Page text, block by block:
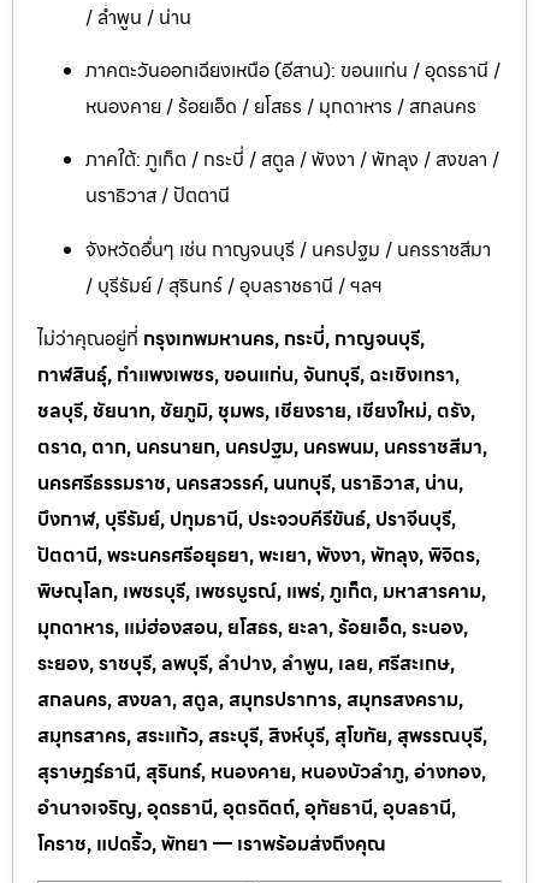
/ ลำพูน / น่าน
ภาคตะวันออกเฉียงเหนือ (อีสาน): ขอนแก่น / อุดรธานี /
หนองคาย / ร้อยเอ็ด / ยโสธร / มุกดาหาร / สกลนคร
ภาคใต้: ภูเก็ต / กระบี่ / สตูล / พังงา / พัทลุง / สงขลา /
นราธิวาส / ปัตตานี
จังหวัดอื่นๆ เช่น กาญจนบุรี / นครปฐม / นครราชสีมา
/ บุรีรัมย์ / สุรินทร์ / อุบลราชธานี / ฯลฯ
ไม่ว่าคุณอยู่ที่ กรุงเทพมหานคร, กระบี่, กาญจนบุรี,
กาฬสินธุ์, กำแพงเพชร, ขอนแก่น, จันทบุรี, ฉะเชิงเทรา,
ชลบุรี, ชัยนาท, ชัยภูมิ, ชุมพร, เชียงราย, เชียงใหม่, ตรัง,
ตราด, ตาก, นครนายก, นครปฐม, นครพนม, นครราชสีมา,
นครศรีธรรมราช, นครสวรรค์, นนทบุรี, นราธิวาส, น่าน,
บึงกาฬ, บุรีรัมย์, ปทุมธานี, ประจวบคีรีขันธ์, ปราจีนบุรี,
ปัตตานี, พระนครศรีอยุธยา, พะเยา, พังงา, พัทลุง, พิจิตร,
พิษณุโลก, เพชรบุรี, เพชรบูรณ์, แพร่, ภูเก็ต, มหาสารคาม,
มุกดาหาร, แม่ฮ่องสอน, ยโสธร, ยะลา, ร้อยเอ็ด, ระนอง,
ระยอง, ราชบุรี, ลพบุรี, ลำปาง, ลำพูน, เลย, ศรีสะเกษ,
สกลนคร, สงขลา, สตูล, สมุทรปราการ, สมุทรสงคราม,
สมุทรสาคร, สระแก้ว, สระบุรี, สิงห์บุรี, สุโขทัย, สุพรรณบุรี,
สุราษฎร์ธานี, สุรินทร์, หนองคาย, หนองบัวลำภู, อ่างทอง,
อำนาจเจริญ, อุดรธานี, อุตรดิตถ์, อุทัยธานี, อุบลธานี,
โคราช, แปดริ้ว, พัทยา — เราพร้อมส่งถึงคุณ